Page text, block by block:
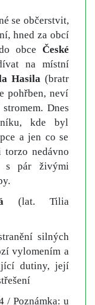
se občerstvit,
hned za obcí
obce České
na místní
Hasila (bratr
pohřben, neví
Dnes
kde byl
a jen co se
nedávno
s pár živými
(lat. Tilia
silných
vylomením a
dutiny, její
/ Poznámka: u